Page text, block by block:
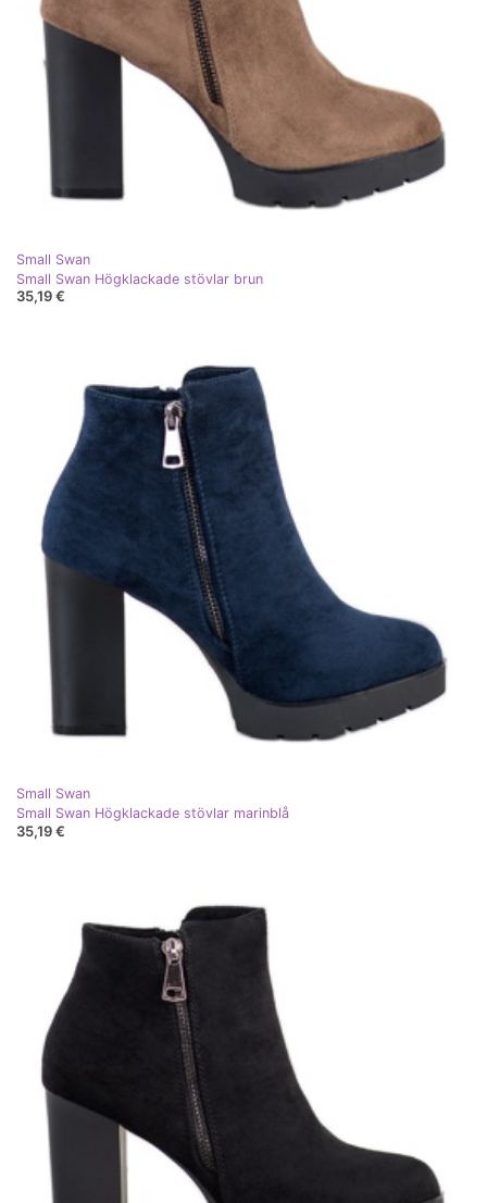
Small Swan
Small Swan Högklackade stövlar brun
35,19 €
Small Swan
Small Swan Högklackade stövlar marinblå
35,19 €